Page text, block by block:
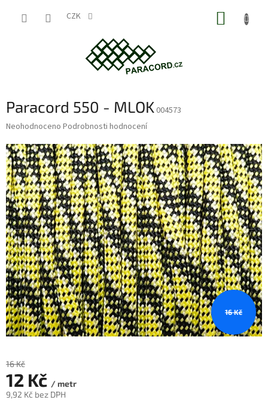
CZK
Paracord 550 - MLOK 004573
Průměrné
produktu
je
0,0
z
5
hvězdiček.
Neohodnoceno Podrobnosti hodnocení
16 Kč
16 Kč
12 Kč / metr
9,92 Kč bez DPH